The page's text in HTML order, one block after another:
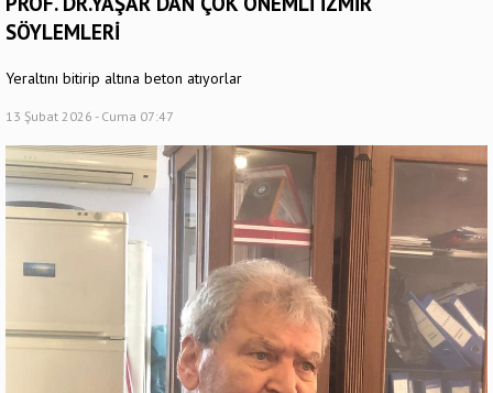
SÖYLEMLERİ
Yeraltını bitirip altına beton atıyorlar
13 Şubat 2026 - Cuma 07:47